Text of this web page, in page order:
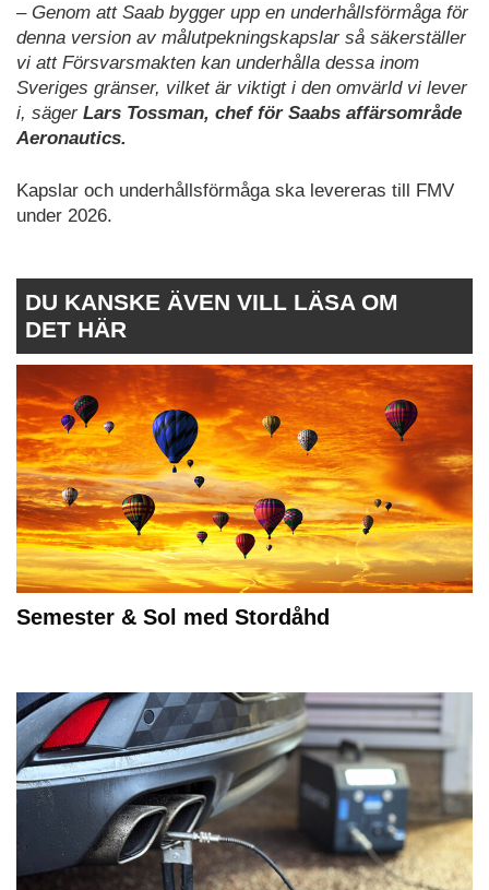
– Genom att Saab bygger upp en underhållsförmåga för
denna version av målutpekningskapslar så säkerställer
vi att Försvarsmakten kan underhålla dessa inom
Sveriges gränser, vilket är viktigt i den omvärld vi lever
i, säger Lars Tossman, chef för Saabs affärsområde
Aeronautics.
Kapslar och underhållsförmåga ska levereras till FMV
under 2026.
DU KANSKE ÄVEN VILL LÄSA OM
DET HÄR
Semester & Sol med Stordåhd